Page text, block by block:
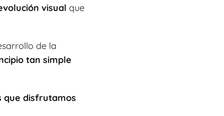
visual que
de la
tan simple
que disfrutamos